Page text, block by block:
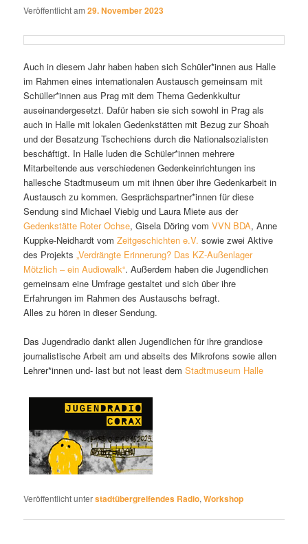
Veröffentlicht am29. November 2023
Auch in diesem Jahr haben haben sich Schüler*innen aus Halle
im Rahmen eines internationalen Austausch gemeinsam mit
Schüller*innen aus Prag mit dem Thema Gedenkkultur
auseinandergesetzt. Dafür haben sie sich sowohl in Prag als
auch in Halle mit lokalen Gedenkstätten mit Bezug zur Shoah
und der Besatzung Tschechiens durch die Nationalsozialisten
beschäftigt. In Halle luden die Schüler*innen mehrere
Mitarbeitende aus verschiedenen Gedenkeinrichtungen ins
hallesche Stadtmuseum um mit ihnen über ihre Gedenkarbeit in
Austausch zu kommen. Gesprächspartner*innen für diese
Sendung sind Michael Viebig und Laura Miete aus der
Gedenkstätte Roter Ochse, Gisela Döring vomVVN BDA, Anne
Kuppke-Neidhardt vomZeitgeschichten e.V. sowie zwei Aktive
des Projekts„Verdrängte Erinnerung? Das KZ-Außenlager
Mötzlich – ein Audiowalk“. Außerdem haben die Jugendlichen
gemeinsam eine Umfrage gestaltet und sich über ihre
Erfahrungen im Rahmen des Austauschs befragt.
Alles zu hören in dieser Sendung.
Das Jugendradio dankt allen Jugendlichen für ihre grandiose
journalistische Arbeit am und abseits des Mikrofons sowie allen
Lehrer*innen und- last but not least demStadtmuseum Halle
Veröffentlicht unterstadtübergreifendes Radio,Workshop